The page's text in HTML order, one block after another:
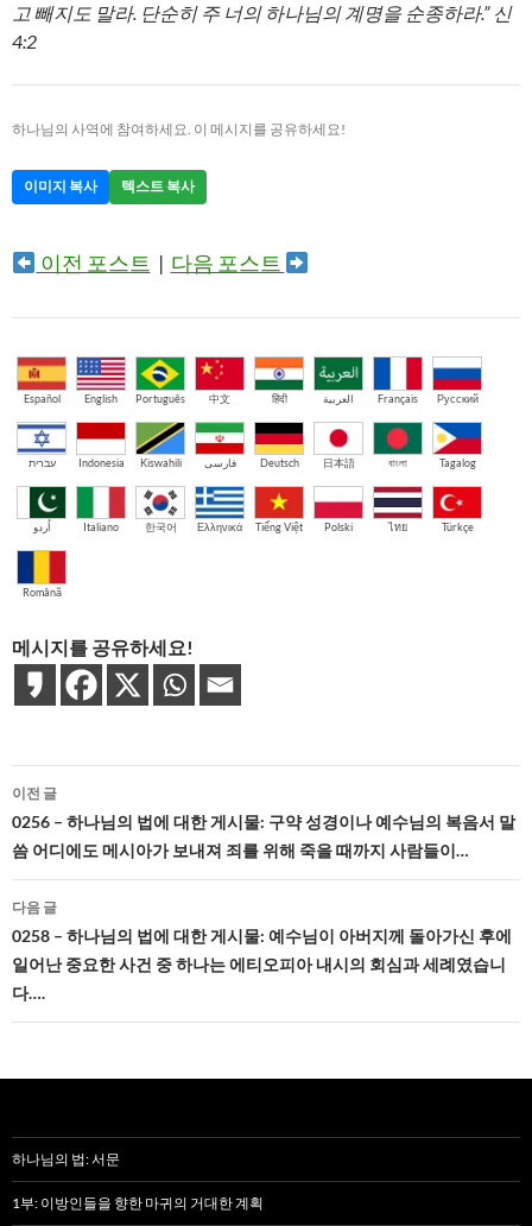
고 빼지도 말라. 단순히 주 너의 하나님의 계명을 순종하라.” 신
4:2
하나님의 사역에 참여하세요. 이 메시지를 공유하세요!
이미지 복사 텍스트 복사
이전 포스트 | 다음 포스트
Español English Português 中文 हिंदी العربية Français Русский
עברית Indonesia Kiswahili فارسی Deutsch 日本語 বাংলা Tagalog
اُردو Italiano 한국어 Ελληνικά Tiếng Việt Polski ไทย Türkçe
Română
메시지를 공유하세요!
글
네
비
게
이
션
이전 글
0256 – 하나님의 법에 대한 게시물: 구약 성경이나 예수님의 복음서 말
씀 어디에도 메시아가 보내져 죄를 위해 죽을 때까지 사람들이…
다음 글
0258 – 하나님의 법에 대한 게시물: 예수님이 아버지께 돌아가신 후에
일어난 중요한 사건 중 하나는 에티오피아 내시의 회심과 세례였습니
다….
하나님의 법: 서문
1부: 이방인들을 향한 마귀의 거대한 계획